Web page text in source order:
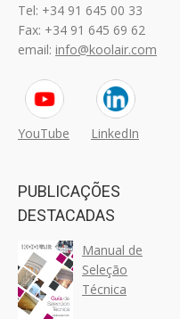
Tel: +34 91 645 00 33
Fax: +34 91 645 69 62
email: info@koolair.com
YouTube LinkedIn
PUBLICAÇÕES
DESTACADAS
Manual de
Seleção
Técnica